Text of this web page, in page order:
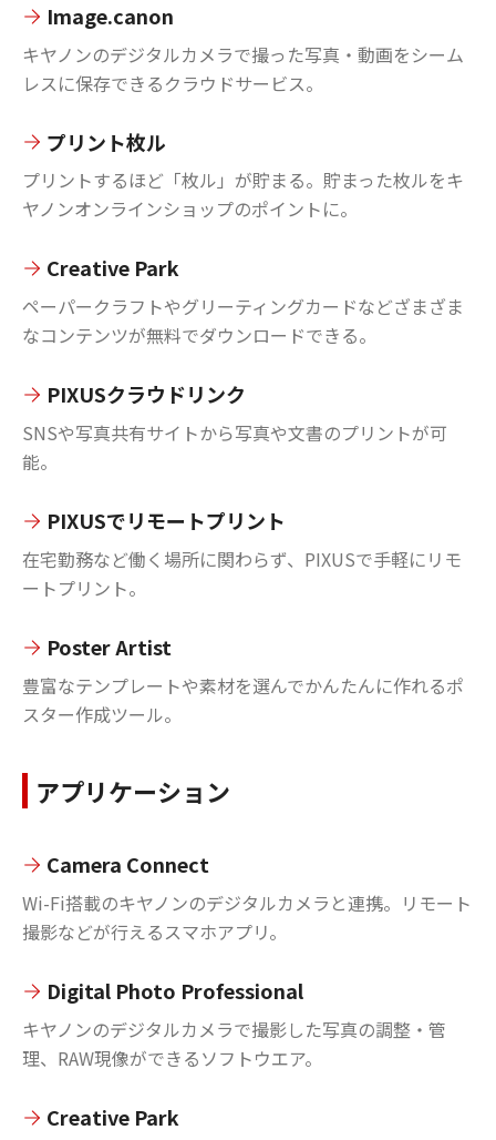
Image.canon
キヤノンのデジタルカメラで撮った写真・動画をシーム
レスに保存できるクラウドサービス。
プリント枚ル
プリントするほど「枚ル」が貯まる。貯まった枚ルをキ
ヤノンオンラインショップのポイントに。
Creative Park
ペーパークラフトやグリーティングカードなどざまざま
なコンテンツが無料でダウンロードできる。
PIXUSクラウドリンク
SNSや写真共有サイトから写真や文書のプリントが可
能。
PIXUSでリモートプリント
在宅勤務など働く場所に関わらず、PIXUSで手軽にリモ
ートプリント。
Poster Artist
豊富なテンプレートや素材を選んでかんたんに作れるポ
スター作成ツール。
アプリケーション
Camera Connect
Wi-Fi搭載のキヤノンのデジタルカメラと連携。リモート
撮影などが行えるスマホアプリ。
Digital Photo Professional
キヤノンのデジタルカメラで撮影した写真の調整・管
理、RAW現像ができるソフトウエア。
Creative Park